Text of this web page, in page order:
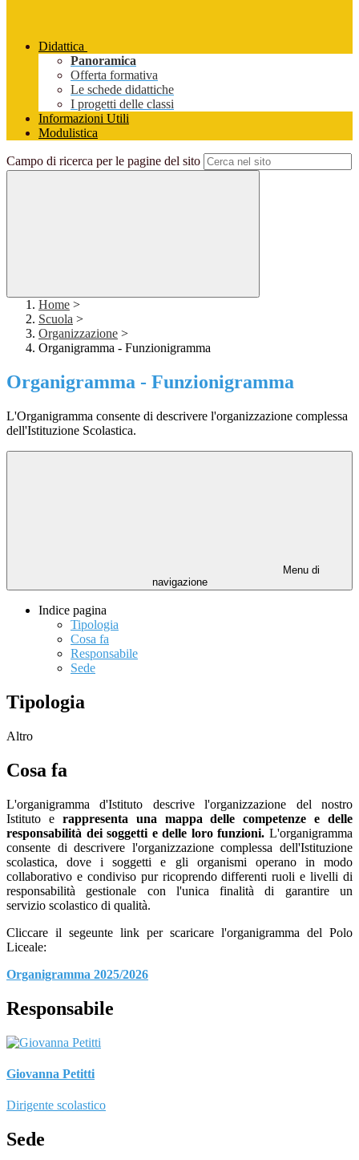
Didattica
Panoramica
Offerta formativa
Le schede didattiche
I progetti delle classi
Informazioni Utili
Modulistica
Campo di ricerca per le pagine del sito
Home >
Scuola >
Organizzazione >
Organigramma - Funzionigramma
Organigramma - Funzionigramma
L'Organigramma consente di descrivere l'organizzazione complessa
dell'Istituzione Scolastica.
Menu di
navigazione
Indice pagina
Tipologia
Cosa fa
Responsabile
Sede
Tipologia
Altro
Cosa fa
L'organigramma d'Istituto descrive l'organizzazione del nostro
Istituto e rappresenta una mappa delle competenze e delle
responsabilità dei soggetti e delle loro funzioni. L'organigramma
consente di descrivere l'organizzazione complessa dell'Istituzione
scolastica, dove i soggetti e gli organismi operano in modo
collaborativo e condiviso pur ricoprendo differenti ruoli e livelli di
responsabilità gestionale con l'unica finalità di garantire un
servizio scolastico di qualità.
Cliccare il segeunte link per scaricare l'organigramma del Polo
Liceale:
Organigramma 2025/2026
Responsabile
Giovanna Petitti
Dirigente scolastico
Sede